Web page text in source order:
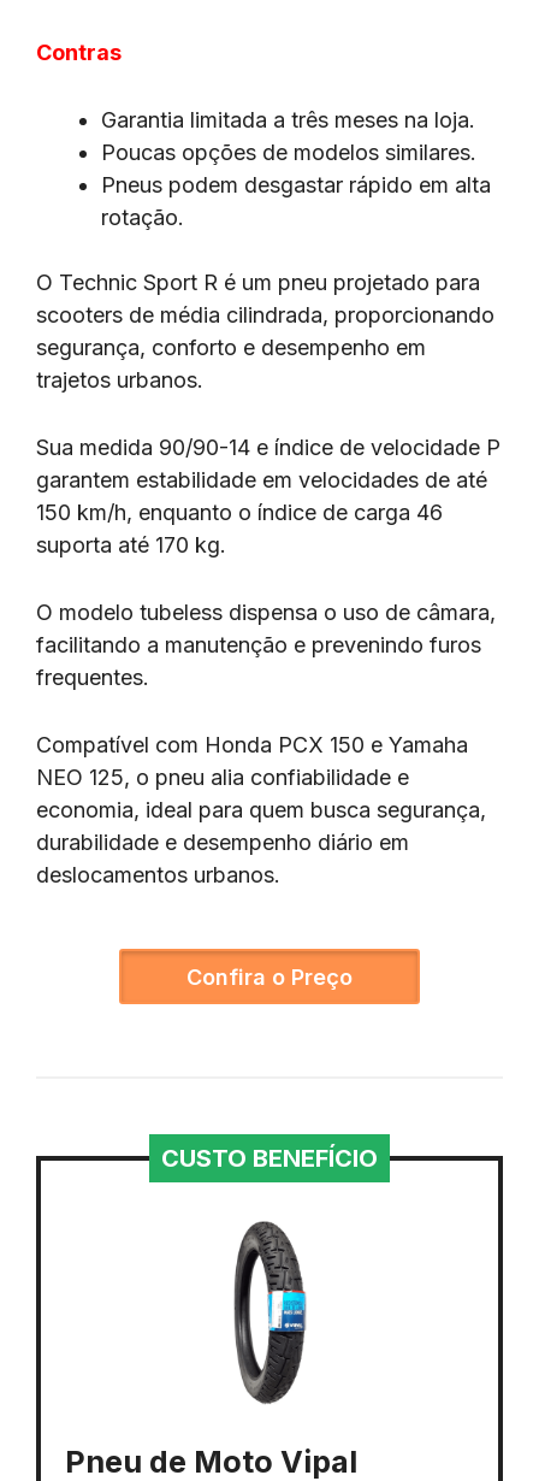
Contras
Garantia limitada a três meses na loja.
Poucas opções de modelos similares.
Pneus podem desgastar rápido em alta
rotação.
O Technic Sport R é um pneu projetado para
scooters de média cilindrada, proporcionando
segurança, conforto e desempenho em
trajetos urbanos.
Sua medida 90/90-14 e índice de velocidade P
garantem estabilidade em velocidades de até
150 km/h, enquanto o índice de carga 46
suporta até 170 kg.
O modelo tubeless dispensa o uso de câmara,
facilitando a manutenção e prevenindo furos
frequentes.
Compatível com Honda PCX 150 e Yamaha
NEO 125, o pneu alia confiabilidade e
economia, ideal para quem busca segurança,
durabilidade e desempenho diário em
deslocamentos urbanos.
Confira o Preço
CUSTO BENEFÍCIO
Pneu de Moto Vipal